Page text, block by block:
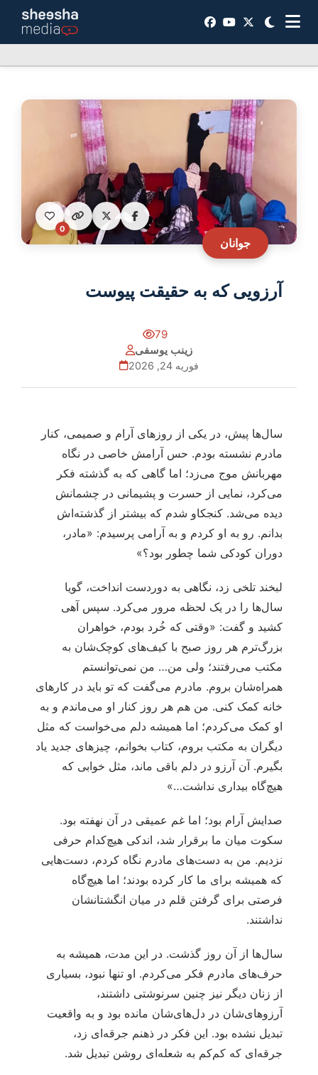
جوانان
0
آرزویی که به حقیقت پیوست
79
زینب یوسفی
فوریه 24, 2026
سال‌ها پیش، در یکی از روزهای آرام و صمیمی، کنار
مادرم نشسته بودم. حس آرامش خاصی در نگاه
مهربانش موج می‌زد؛ اما گاهی که به گذشته فکر
می‌کرد، نمایی از حسرت و پشیمانی در چشمانش
دیده می‌شد. کنجکاو شدم که بیشتر از گذشته‌اش
بدانم. رو به او کردم و به آرامی پرسیدم: «مادر،
دوران کودکی شما چطور بود؟»
لبخند تلخی زد، نگاهی به دوردست انداخت، گویا
سال‌ها را در یک لحظه مرور می‌کرد. سپس آهی
کشید و گفت: «وقتی که خُرد بودم، خواهران
بزرگ‌ترم هر روز صبح با کیف‌های کوچک‌شان به
مکتب می‌رفتند؛ ولی من… من نمی‌توانستم
همراه‌شان بروم. مادرم می‌گفت که تو باید در کارهای
خانه کمک کنی. من هم هر روز کنار او می‌ماندم و به
او کمک می‌کردم؛ اما همیشه دلم می‌خواست که مثل
دیگران به مکتب بروم، کتاب بخوانم، چیزهای جدید یاد
بگیرم. آن آرزو در دلم باقی ماند، مثل خوابی که
هیچ‌گاه بیداری نداشت…»
صدایش آرام بود؛ اما غم عمیقی در آن نهفته بود.
سکوت میان ما برقرار شد، اندکی هیچ‌کدام حرفی
نزدیم. من به دست‌های مادرم نگاه کردم، دست‌هایی
که همیشه برای ما کار کرده بودند؛ اما هیچ‌گاه
فرصتی برای گرفتن قلم در میان انگشتانشان
نداشتند.
سال‌ها از آن روز گذشت. در این مدت، همیشه به
حرف‌های مادرم فکر می‌کردم. او تنها نبود، بسیاری
از زنان دیگر نیز چنین سرنوشتی داشتند،
آرزوهای‌شان در دل‌های‌شان مانده بود و به واقعیت
تبدیل نشده بود. این فکر در ذهنم جرقه‌ای زد،
جرقه‌ای که کم‌کم به شعله‌ای روشن تبدیل شد.